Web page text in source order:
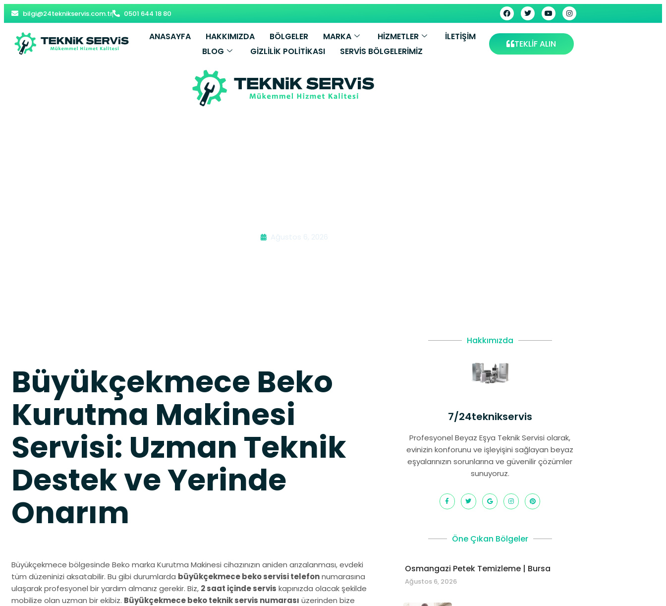
bilgi@24teknikservis.com.tr 0501 644 18 80
ANASAYFA HAKKIMIZDA BÖLGELER MARKA HİZMETLER
İLETIŞIM
BLOG
GIZLILIK POLITIKASI SERVIS BÖLGELERIMIZ
TEKLİF ALIN
Ağustos 6, 2026
Büyükçekmece Beko
Kurutma Makinesi
Servisi: Uzman Teknik
Destek ve Yerinde
Onarım
Büyükçekmece bölgesinde Beko marka Kurutma Makinesi cihazınızın aniden arızalanması, evdeki
tüm düzeninizi aksatabilir. Bu gibi durumlarda büyükçekmece beko servisi telefonnumarasına
ulaşarak profesyonel bir yardım almanız gerekir. Biz, 2 saat içinde servis kapınızda olacak şekilde
mobilize olan uzman bir ekibiz. Büyükçekmece beko teknik servis numarası üzerinden bize
Hakkımızda
7/24teknikservis
Profesyonel Beyaz Eşya Teknik Servisi olarak,
evinizin konforunu ve işleyişini sağlayan beyaz
eşyalarınızın sorunlarına ve güvenilir çözümler
sunuyoruz.
Öne Çıkan Bölgeler
Osmangazi Petek Temizleme | Bursa
Ağustos 6, 2026